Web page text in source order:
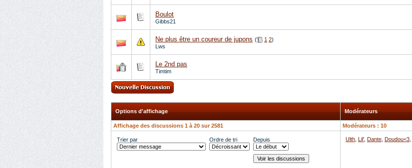
Boulot
Gibbs21
Ne plus être un coureur de jupons ( 1 2)
Lws
Le 2nd pas
Timtim
Options d'affichage Modérateurs
Affichage des discussions 1 à 20 sur 2581 Modérateurs : 10
Trier par Ordre de tri Depuis Ulth Lil' Dante Doudou<3